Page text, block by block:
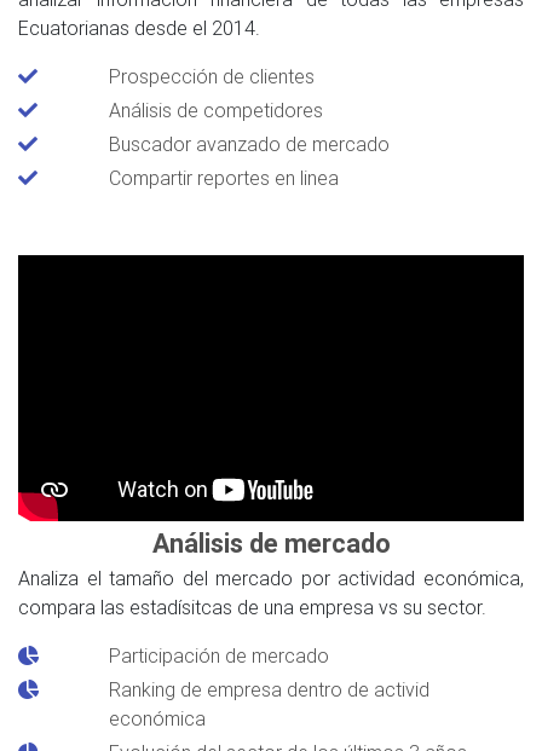
Ecuatorianas desde el 2014.
Prospección de clientes
Análisis de competidores
Buscador avanzado de mercado
Compartir reportes en linea
Análisis de mercado
Analiza el tamaño del mercado por actividad económica,
compara las estadísitcas de una empresa vs su sector.
Participación de mercado
Ranking de empresa dentro de activid
económica